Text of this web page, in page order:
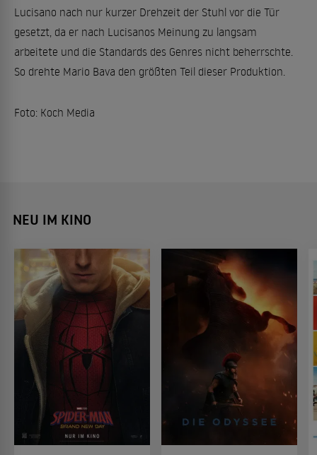
Lucisano nach nur kurzer Drehzeit der Stuhl vor die Tür
gesetzt, da er nach Lucisanos Meinung zu langsam
arbeitete und die Standards des Genres nicht beherrschte.
So drehte Mario Bava den größten Teil dieser Produktion.
Foto: Koch Media
NEU IM KINO